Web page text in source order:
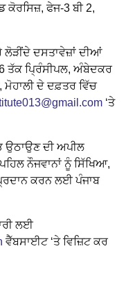
ਫੇਜ-3 ਬੀ 2,
ਦਸਤਾਵੇਜ਼ਾਂ ਦੀਆਂ
ਤੱਕ ਪ੍ਰਿੰਸੀਪਲ, ਅੰਬੇਦਕਰ
ਦੇ ਦਫ਼ਤਰ ਵਿੱਚ
‘ਤੇ
ਉਠਾਉਣ ਦੀ ਅਪੀਲ
ਨੌਜਵਾਨਾਂ ਨੂੰ ਸਿੱਖਿਆ,
ਕਰਨ ਲਈ ਪੰਜਾਬ
ਲਈ
ਵੈੱਬਸਾਈਟ ‘ਤੇ ਵਿਜ਼ਿਟ ਕਰ